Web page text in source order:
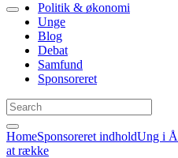
Politik & økonomi
Unge
Blog
Debat
Samfund
Sponsoreret
HomeSponsoreret indholdUng i
at række